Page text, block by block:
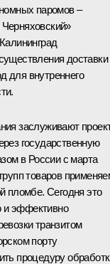
паромов –
доставки
для внутреннего
заслуживают
государственную
в России с марта
товаров
пломбе. Сегодня это
и эффективно
транзитом
порту
процедуру